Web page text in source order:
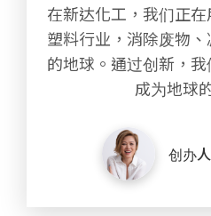
在新达化工，我们正
塑料行业，消除废物
的地球。通过创新，
成为地球
创办